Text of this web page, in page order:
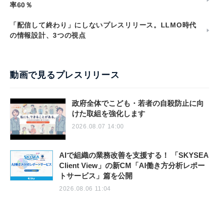
率60％
「配信して終わり」にしないプレスリリース。LLMO時代
の情報設計、3つの視点
動画で見るプレスリリース
政府全体でこども・若者の自殺防止に向
けた取組を強化します
2026.08.07 14:00
AIで組織の業務改善を支援する！ 「SKYSEA
Client View」の新CM「AI働き方分析レポー
トサービス」篇を公開
2026.08.06 11:04